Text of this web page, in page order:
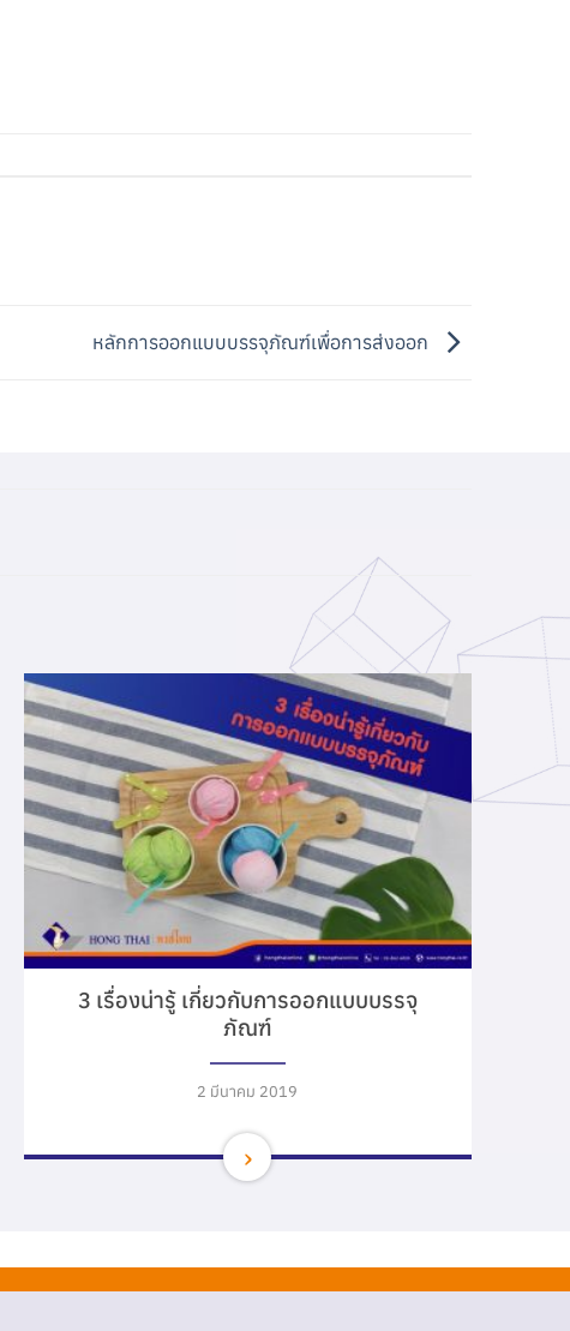
หลักการออกแบบบรรจุภัณฑ์เพื่อการส่งออก
3 เรื่องน่ารู้ เกี่ยวกับการออกแบบบรรจุ
ภัณฑ์
2 มีนาคม 2019